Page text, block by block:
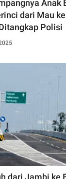
Anak
dari Mau
Polisi
dari Jambi ke